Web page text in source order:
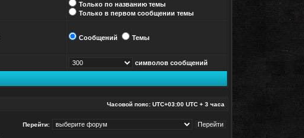
Только по названию темы
Только в первом сообщении темы
Сообщений Темы
символов сообщений
Часовой пояс: UTC+03:00 UTC + 3 часа
Перейти: